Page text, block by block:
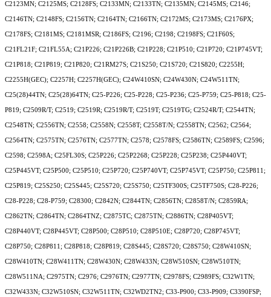
C2123MN; C2125MS; C2128FS; C2133MN; C2133TN; C2135MN; C2145MS; C2146;
C2146TN; C2148FS; C2156TN; C2164TN; C2166TN; C2172MS; C2173MS; C2176PX;
C2178FS; C2181MS; C2181MSR; C2186FS; C2196; C2198; C2198FS; C21F60S;
C21FL21F; C21FL55A; C21P226; C21P226B; C21P228; C21P510; C21P720; C21P745VT;
C21P818; C21P819; C21P820; C21RM27S; C21S250; C21S720; C21S820; C2255H;
C2255H(GEC); C2257H; C2257H(GEC); C24W410SN; C24W430N; C24W511TN;
C25(28)44TN; C25(28)64TN; C25-P226; C25-P228; C25-P236; C25-P759; C25-P818; C25-
P819; C2509R/T; C2519; C2519R; C2519R/T; C2519T; C2519TG; C2524R/T; C2544TN;
C2548TN; C2556TN; C2558; C2558N; C2558T; C2558T/N; C2558TN; C2562; C2564;
C2564TN; C2575TN; C2576TN; C2577TN; C2578; C2578FS; C2586TN; C2589FS; C2596;
C2598; C2598A; C25FL30S; C25P226; C25P2268; C25P228; C25P238; C25P440VT;
C25P445VT; C25P500; C25P510; C25P720; C25P740VT; C25P745VT; C25P750; C25P811;
C25P819; C25S250; C25S445; C25S720; C25S750; C25TF300S; C25TF750S; C28-P226;
C28-P228; C28-P759; C28300; C2842N; C2844TN; C2856TN; C2858T/N; C2859RA;
C2862TN; C2864TN; C2864TNZ; C2875TC; C2875TN; C2886TN; C28P405VT;
C28P440VT; C28P445VT; C28P500; C28P510; C28P510E; C28P720; C28P745VT;
C28P750; C28P811; C28P818; C28P819; C28S445; C28S720; C28S750; C28W410SN;
C28W410TN; C28W411TN; C28W430N; C28W433N; C28W510SN; C28W510TN;
C28W511NA; C2975TN; C2976; C2976TN; C2977TN; C2978FS; C2989FS; C32W1TN;
C32W433N; C32W510SN; C32W511TN; C32WD2TN2; C33-P900; C33-P909; C3390FSP;